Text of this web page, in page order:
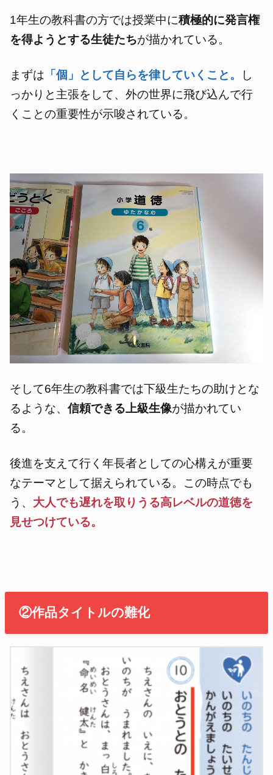
1年生の教科書の方では授業中に積極的に発言権
を得ようとする生徒たちが描かれている。
まずは 「個」として自らを律していくこと。
し
っかりと主張をして、外の世界に飛び込んで行
くことの重要性が示唆されている。
そして6年生の教科書では下級生たちの助けとな
るような、信頼できる上級生像が描かれてい
る。
後進を支えて行く年長者としての心構えが重要
なテーマとして据えられている。この時点でも
う、 大人でも遅れを取りうる高レベルの道徳を
見せつけている。
②作品タイトルの難化